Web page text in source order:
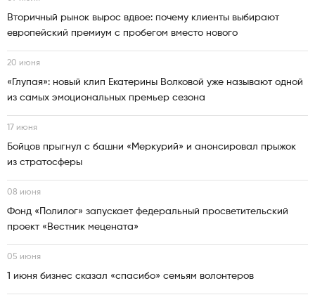
Вторичный рынок вырос вдвое: почему клиенты выбирают
европейский премиум с пробегом вместо нового
20 июня
«Глупая»: новый клип Екатерины Волковой уже называют одной
из самых эмоциональных премьер сезона
17 июня
Бойцов прыгнул с башни «Меркурий» и анонсировал прыжок
из стратосферы
08 июня
Фонд «Полилог» запускает федеральный просветительский
проект «Вестник мецената»
05 июня
1 июня бизнес сказал «спасибо» семьям волонтеров